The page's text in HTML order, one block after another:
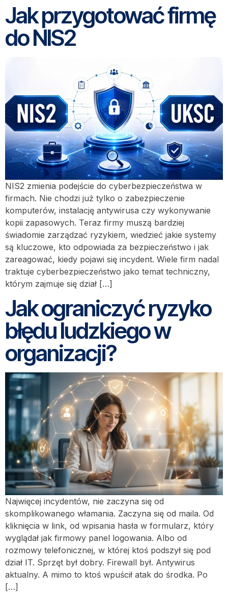
Jak przygotować firmę
do NIS2
NIS2 zmienia podejście do cyberbezpieczeństwa w
firmach. Nie chodzi już tylko o zabezpieczenie
komputerów, instalację antywirusa czy wykonywanie
kopii zapasowych. Teraz firmy muszą bardziej
świadomie zarządzać ryzykiem, wiedzieć jakie systemy
są kluczowe, kto odpowiada za bezpieczeństwo i jak
zareagować, kiedy pojawi się incydent. Wiele firm nadal
traktuje cyberbezpieczeństwo jako temat techniczny,
którym zajmuje się dział […]
Jak ograniczyć ryzyko
błędu ludzkiego w
organizacji?
Najwięcej incydentów, nie zaczyna się od
skomplikowanego włamania. Zaczyna się od maila. Od
kliknięcia w link, od wpisania hasła w formularz, który
wyglądał jak firmowy panel logowania. Albo od
rozmowy telefonicznej, w której ktoś podszył się pod
dział IT. Sprzęt był dobry. Firewall był. Antywirus
aktualny. A mimo to ktoś wpuścił atak do środka. Po
[…]